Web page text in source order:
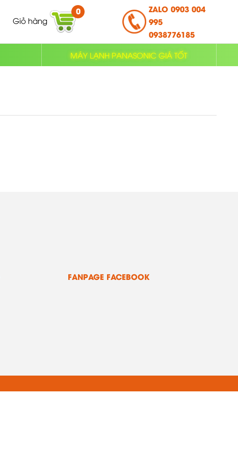
Giỏ hàng
0
ZALO 0903 004
995
0938776185
MÁY LẠNH PANASONIC GIÁ TỐT
FANPAGE FACEBOOK